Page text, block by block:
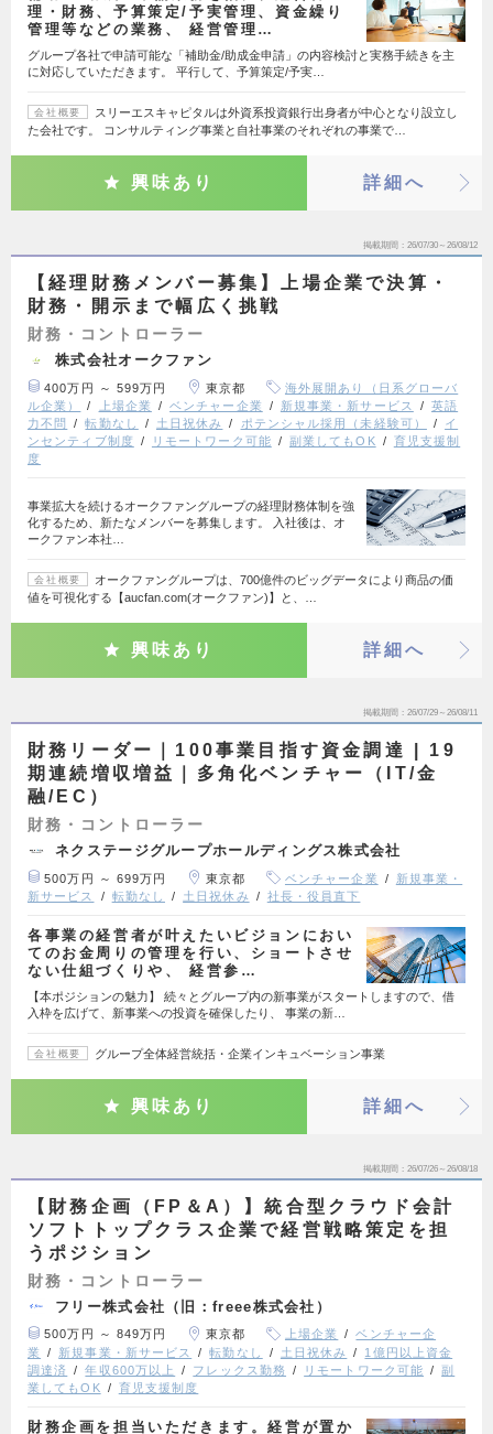
理・財務、予算策定/予実管理、資金繰り
管理等などの業務、 経営管理…
グループ各社で申請可能な「補助金/助成金申請」の内容検討と実務手続きを主
に対応していただきます。 平行して、予算策定/予実…
会社概要
スリーエスキャピタルは外資系投資銀行出身者が中心となり設立し
た会社です。 コンサルティング事業と自社事業のそれぞれの事業で…
興味あり 詳細へ
掲載期間 26/07/30～26/08/12
【経理財務メンバー募集】上場企業で決算・
財務・開示まで幅広く挑戦
財務・コントローラー
株式会社オークファン
400万円 ～ 599万円 東京都
海外展開あり（日系グローバ
ル企業）
上場企業 ベンチャー企業 新規事業・新サービス
英語
力不問
転勤なし 土日祝休み ポテンシャル採用（未経験可）
イ
ンセンティブ制度
リモートワーク可能 副業してもOK
育児支援制
度
事業拡大を続けるオークファングループの経理財務体制を強
化するため、新たなメンバーを募集します。 入社後は、オ
ークファン本社…
会社概要
オークファングループは、700億件のビッグデータにより商品の価
値を可視化する【aucfan.com(オークファン)】と、…
興味あり 詳細へ
掲載期間 26/07/29～26/08/11
財務リーダー｜100事業目指す資金調達 | 19
期連続増収増益｜多角化ベンチャー（IT/金
融/EC）
財務・コントローラー
ネクステージグループホールディングス株式会社
500万円 ～ 699万円 東京都 ベンチャー企業
新規事業・
新サービス
転勤なし 土日祝休み 社長・役員直下
各事業の経営者が叶えたいビジョンにおい
てのお金周りの管理を行い、ショートさせ
ない仕組づくりや、 経営参…
【本ポジションの魅力】 続々とグループ内の新事業がスタートしますので、借
入枠を広げて、新事業への投資を確保したり、 事業の新…
会社概要 グループ全体経営統括・企業インキュベーション事業
興味あり 詳細へ
掲載期間 26/07/26～26/08/18
【財務企画（FP＆A）】統合型クラウド会計
ソフトトップクラス企業で経営戦略策定を担
うポジション
財務・コントローラー
フリー株式会社（旧：freee株式会社）
500万円 ～ 849万円 東京都 上場企業
ベンチャー企
業
新規事業・新サービス 転勤なし 土日祝休み
1億円以上資金
調達済
年収600万以上 フレックス勤務 リモートワーク可能
副
業してもOK
育児支援制度
財務企画を担当いただきます。経営が置か